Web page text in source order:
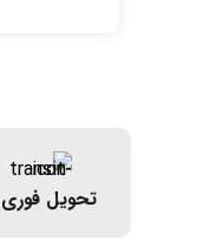
تحویل فوری